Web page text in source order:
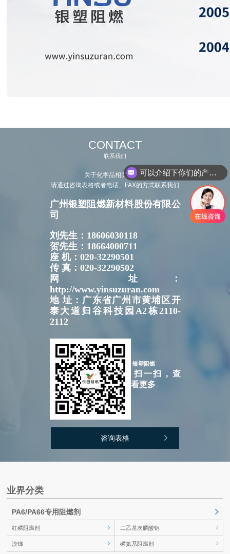
CONTACT
联系我们
关于化学品相关咨询：
请通过咨询表格或者电话、FAX的方式联系我们
广州银塑阻燃新材料股份有限公
司
刘先生：18606030118
贺先生：18664000711
座 机：020-32290501
传 真：020-32290502
网 址：
http://www.yinsuzuran.com
地 址：广东省广州市黄埔区开
泰大道归谷科技园A2栋2110-
2112
银塑阻燃
扫一扫，查
看更多
咨询表格
业界分类
PA6/PA66专用阻燃剂
红磷阻燃剂 二乙基次膦酸铝
溴锑 磷氮系阻燃剂
可以介绍下你们的产品么